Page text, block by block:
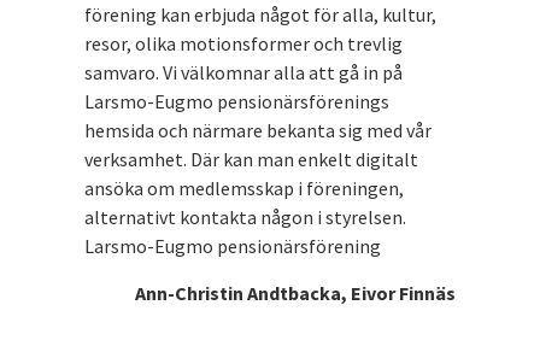
förening kan erbjuda något för alla, kultur,
resor, olika motionsformer och trevlig
samvaro. Vi välkomnar alla att gå in på
Larsmo-Eugmo pensionärsförenings
hemsida och närmare bekanta sig med vår
verksamhet. Där kan man enkelt digitalt
ansöka om medlemsskap i föreningen,
alternativt kontakta någon i styrelsen.
Larsmo-Eugmo pensionärsförening
Ann-Christin Andtbacka, Eivor Finnäs